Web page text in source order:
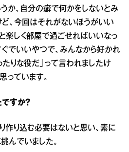
か、自分の癖で何かをしないとみ
、今回はそれがないほうがいい
楽しく部屋で過ごせればいいなっ
ぐでいいやつで、みんなから好かれ
たりな役だ」って言われましたけ
っています。
すか？
作り込む必要はないと思い、素に
んでいました。